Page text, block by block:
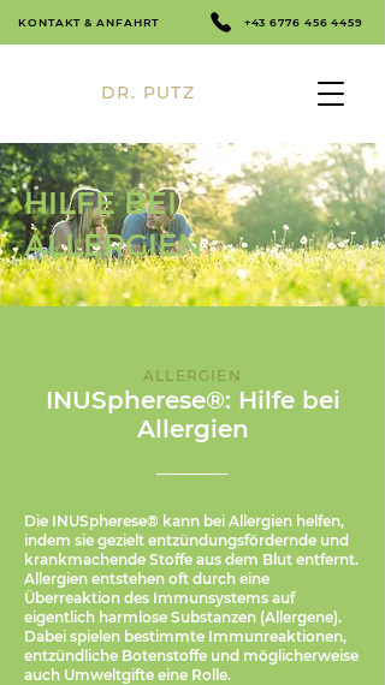
DR. PUTZ
KONTAKT & ANFAHRT +43 6776 456 4459
HILFE BEI
ALLERGIEN
ALLERGIEN
INUSpherese®: Hilfe bei
Allergien
Die INUSpherese® kann bei Allergien helfen,
indem sie gezielt entzündungsfördernde und
krankmachende Stoffe aus dem Blut entfernt.
Allergien entstehen oft durch eine
Überreaktion des Immunsystems auf
eigentlich harmlose Substanzen (Allergene).
Dabei spielen bestimmte Immunreaktionen,
entzündliche Botenstoffe und möglicherweise
auch Umweltgifte eine Rolle.